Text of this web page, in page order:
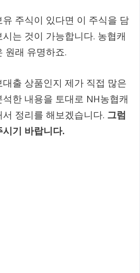
주식이 있다면 이 주식을 담
는 것이 가능합니다. 농협캐
원래 유명하죠.
출 상품인지 제가 직접 많은
한 내용을 토대로 NH농협캐
정리를 해보겠습니다. 그럼
기 바랍니다.